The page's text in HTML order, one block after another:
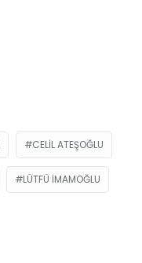
CELIL ATEŞOĞLU
LÜTFÜ İMAMOĞLU